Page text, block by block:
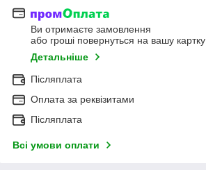
Ви отримаєте замовлення
або гроші повернуться на вашу картку
Детальніше
Післяплата
Оплата за реквізитами
Післяплата
Всі умови оплати